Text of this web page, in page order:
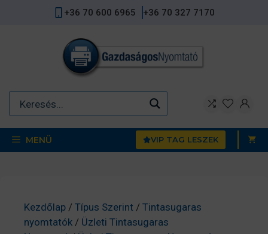
+36 70 600 6965 +36 70 327 7170
MENÜ VIP TAG LESZEK
Kezdőlap / Típus Szerint / Tintasugaras
nyomtatók / Üzleti Tintasugaras